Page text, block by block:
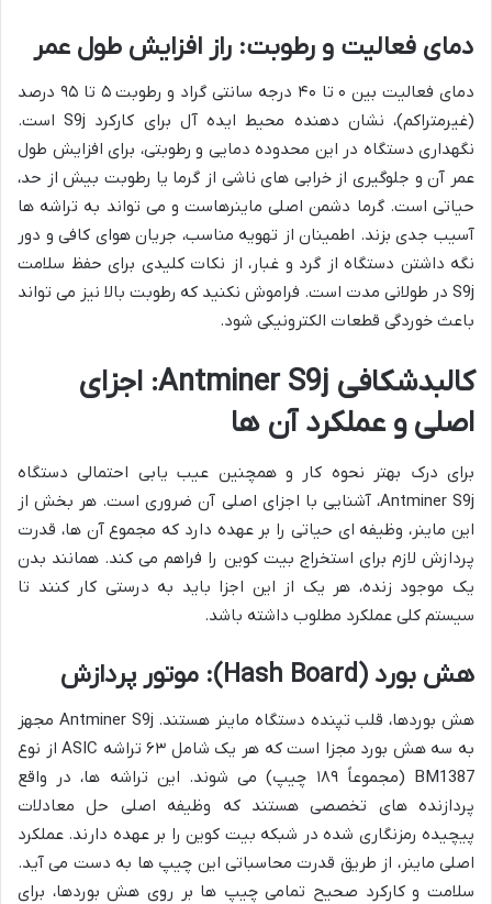
دمای فعالیت و رطوبت: راز افزایش طول عمر
دمای فعالیت بین ۰ تا ۴۰ درجه سانتی گراد و رطوبت ۵ تا ۹۵ درصد
(غیرمتراکم)، نشان دهنده محیط ایده آل برای کارکرد S9j است.
نگهداری دستگاه در این محدوده دمایی و رطوبتی، برای افزایش طول
عمر آن و جلوگیری از خرابی های ناشی از گرما یا رطوبت بیش از حد،
حیاتی است. گرما دشمن اصلی ماینرهاست و می تواند به تراشه ها
آسیب جدی بزند. اطمینان از تهویه مناسب، جریان هوای کافی و دور
نگه داشتن دستگاه از گرد و غبار، از نکات کلیدی برای حفظ سلامت
S9j در طولانی مدت است. فراموش نکنید که رطوبت بالا نیز می تواند
باعث خوردگی قطعات الکترونیکی شود.
کالبدشکافی Antminer S9j: اجزای
اصلی و عملکرد آن ها
برای درک بهتر نحوه کار و همچنین عیب یابی احتمالی دستگاه
Antminer S9j، آشنایی با اجزای اصلی آن ضروری است. هر بخش از
این ماینر، وظیفه ای حیاتی را بر عهده دارد که مجموع آن ها، قدرت
پردازش لازم برای استخراج بیت کوین را فراهم می کند. همانند بدن
یک موجود زنده، هر یک از این اجزا باید به درستی کار کنند تا
سیستم کلی عملکرد مطلوب داشته باشد.
هش بورد (Hash Board): موتور پردازش
هش بوردها، قلب تپنده دستگاه ماینر هستند. Antminer S9j مجهز
به سه هش بورد مجزا است که هر یک شامل ۶۳ تراشه ASIC از نوع
BM1387 (مجموعاً ۱۸۹ چیپ) می شوند. این تراشه ها، در واقع
پردازنده های تخصصی هستند که وظیفه اصلی حل معادلات
پیچیده رمزنگاری شده در شبکه بیت کوین را بر عهده دارند. عملکرد
اصلی ماینر، از طریق قدرت محاسباتی این چیپ ها به دست می آید.
سلامت و کارکرد صحیح تمامی چیپ ها بر روی هش بوردها، برای